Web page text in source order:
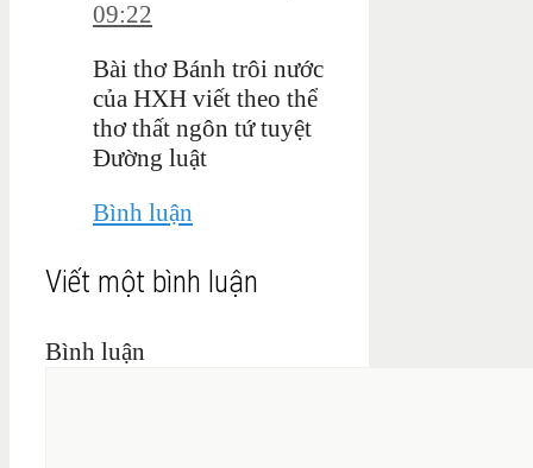
09:22
Bài thơ Bánh trôi nước
của HXH viết theo thể
thơ thất ngôn tứ tuyệt
Đường luật
Bình luận
Viết một bình luận
Bình luận